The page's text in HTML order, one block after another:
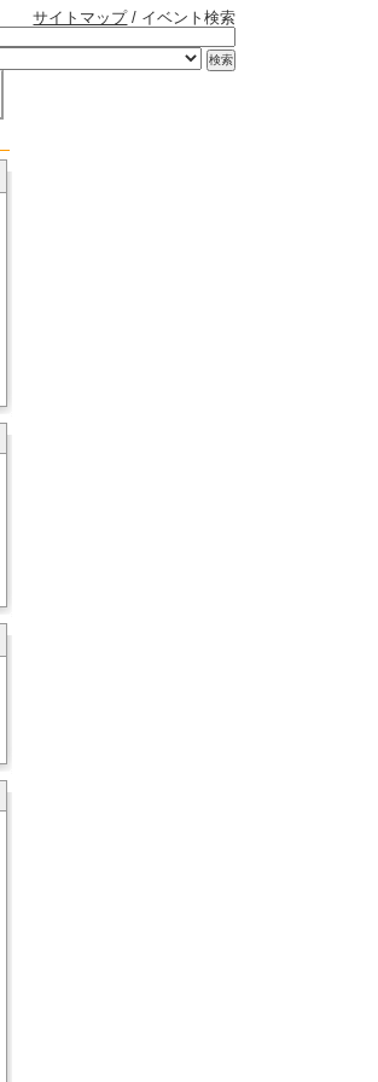
サイトマップ/ イベント検索